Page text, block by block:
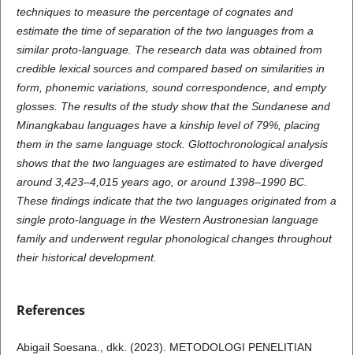
techniques to measure the percentage of cognates and
estimate the time of separation of the two languages from a
similar proto-language. The research data was obtained from
credible lexical sources and compared based on similarities in
form, phonemic variations, sound correspondence, and empty
glosses. The results of the study show that the Sundanese and
Minangkabau languages have a kinship level of 79%, placing
them in the same language stock. Glottochronological analysis
shows that the two languages are estimated to have diverged
around 3,423–4,015 years ago, or around 1398–1990 BC.
These findings indicate that the two languages originated from a
single proto-language in the Western Austronesian language
family and underwent regular phonological changes throughout
their historical development.
References
Abigail Soesana., dkk. (2023). METODOLOGI PENELITIAN